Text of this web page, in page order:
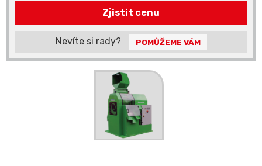
Zjistit cenu
Nevíte si rady? POMŮŽEME VÁM